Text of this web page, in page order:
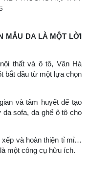
MẪU DA LÀ MỘT LỜI
thất và ô tô, Vân Hà
bắt đầu từ một lựa chọn
và tâm huyết để tạo
sofa, da ghế ô tô cho
và hoàn thiện tỉ mỉ…
một công cụ hữu ích.